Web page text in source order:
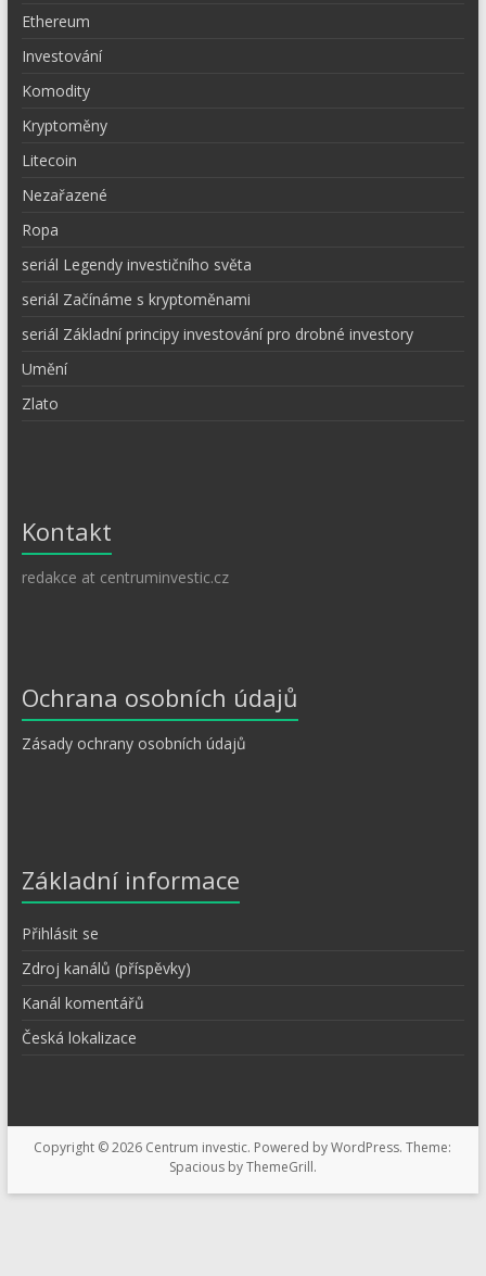
Ethereum
Investování
Komodity
Kryptoměny
Litecoin
Nezařazené
Ropa
seriál Legendy investičního světa
seriál Začínáme s kryptoměnami
seriál Základní principy investování pro drobné investory
Umění
Zlato
Kontakt
redakce at centruminvestic.cz
Ochrana osobních údajů
Zásady ochrany osobních údajů
Základní informace
Přihlásit se
Zdroj kanálů (příspěvky)
Kanál komentářů
Česká lokalizace
Copyright © 2026 Centrum investic. Powered byWordPress. Theme:
Spacious byThemeGrill.